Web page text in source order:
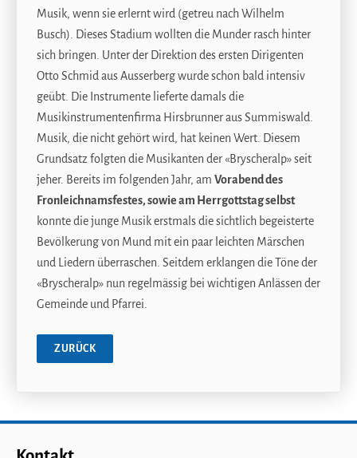
Musik, wenn sie erlernt wird (getreu nach Wilhelm
Busch). Dieses Stadium wollten die Munder rasch hinter
sich bringen. Unter der Direktion des ersten Dirigenten
Otto Schmid aus Ausserberg wurde schon bald intensiv
geübt. Die Instrumente lieferte damals die
Musikinstrumentenfirma Hirsbrunner aus Summiswald.
Musik, die nicht gehört wird, hat keinen Wert. Diesem
Grundsatz folgten die Musikanten der «Bryscheralp» seit
jeher. Bereits im folgenden Jahr, am Vorabend des
Fronleichnamsfestes, sowie am Herrgottstag selbst
konnte die junge Musik erstmals die sichtlich begeisterte
Bevölkerung von Mund mit ein paar leichten Märschen
und Liedern überraschen. Seitdem erklangen die Töne der
«Bryscheralp» nun regelmässig bei wichtigen Anlässen der
Gemeinde und Pfarrei.
ZURÜCK